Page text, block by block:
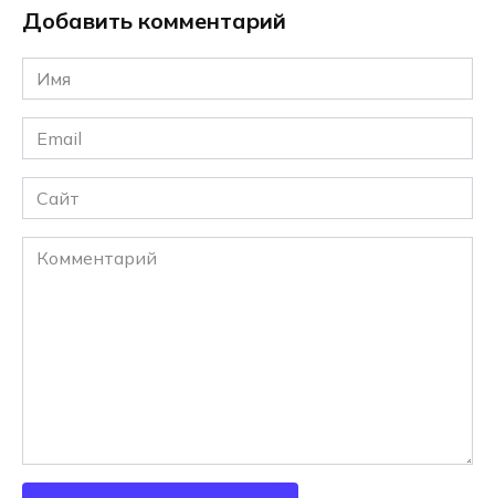
Добавить комментарий
Имя
*
Email
*
Сайт
Комментарий